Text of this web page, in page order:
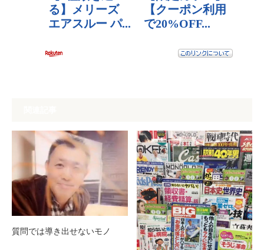
質問では導き出せないモノ